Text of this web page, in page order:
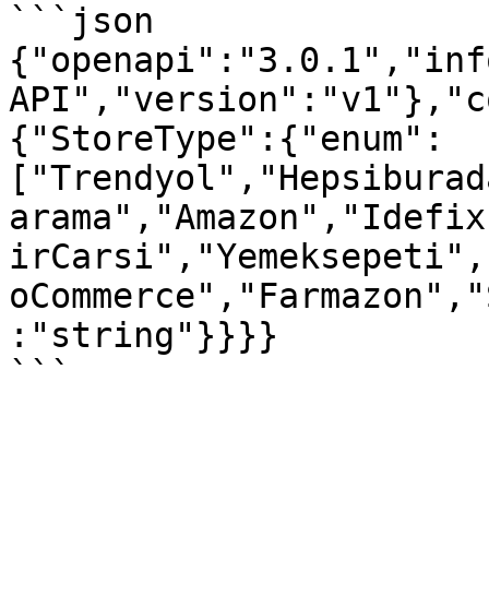
```json
{"StoreType":{"enum":
:"string"}}}}